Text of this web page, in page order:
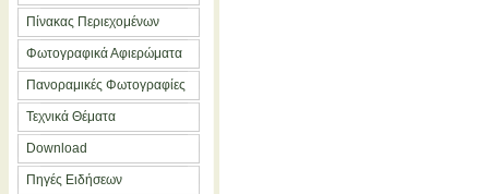
Πίνακας Περιεχομένων
Φωτογραφικά Αφιερώματα
Πανοραμικές Φωτογραφίες
Τεχνικά Θέματα
Download
Πηγές Ειδήσεων